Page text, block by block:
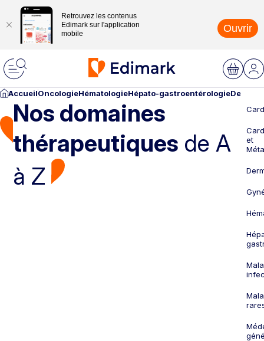
Retrouvez les contenus
Edimark sur l'application
mobile
Ouvrir
AccueilOncologieHématologieHépato-gastroentérologie
Nos domaines
thérapeutiques de A
à Z
et